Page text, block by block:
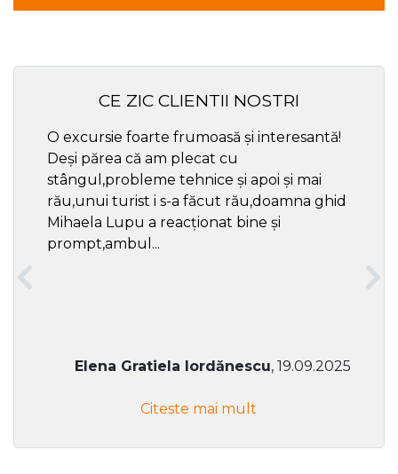
CE ZIC CLIENTII NOSTRI
O excursie foarte frumoasă și interesantă!
Deși părea că am plecat cu
stângul,probleme tehnice și apoi și mai
rău,unui turist i s-a făcut rău,doamna ghid
Mihaela Lupu a reacționat bine și
prompt,ambul...
Elena Gratiela Iordănescu, 19.09.2025
Citeste mai mult